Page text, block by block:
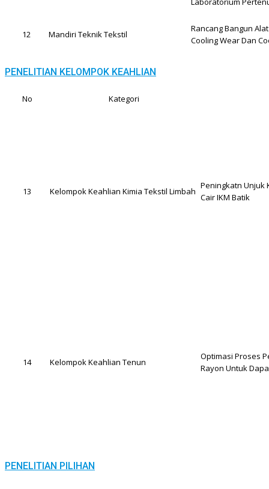
12 Mandiri Teknik Tekstil
Rancang Bangun
Cooling Wear Dan
PENELITIAN KELOMPOK KEAHLIAN
No Kategori
13 Kelompok Keahlian Kimia Tekstil Limbah
Peningkatn Unjuk
Cair IKM Batik
14 Kelompok Keahlian Tenun
Optimasi Proses
Rayon Untuk
PENELITIAN PILIHAN